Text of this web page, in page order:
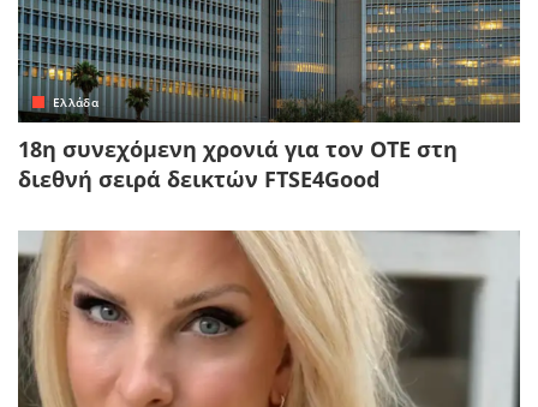
Ελλάδα
18η συνεχόμενη χρονιά για τον ΟΤΕ στη
διεθνή σειρά δεικτών FTSE4Good